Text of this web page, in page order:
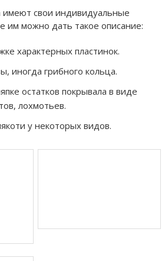
имеют свои индивидуальные
им можно дать такое описание:
характерных пластинок.
иногда грибного кольца.
остатков покрывала в виде
лохмотьев.
у некоторых видов.